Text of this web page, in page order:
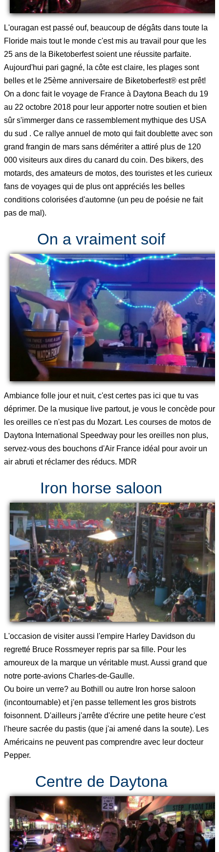
L'ouragan est passé ouf, beaucoup de dégâts dans toute la
Floride mais tout le monde c'est mis au travail pour que les
25 ans de la Biketoberfest soient une réussite parfaite.
Aujourd'hui pari gagné, la côte est claire, les plages sont
belles et le 25ème anniversaire de Biketoberfest® est prêt!
On a donc fait le voyage de France à Daytona Beach du 19
au 22 octobre 2018 pour leur apporter notre soutien et bien
sûr s'immerger dans ce rassemblement mythique des USA
du sud . Ce rallye annuel de moto qui fait doublette avec son
grand frangin de mars sans démériter a attiré plus de 120
000 visiteurs aux dires du canard du coin. Des bikers, des
motards, des amateurs de motos, des touristes et les curieux
fans de voyages qui de plus ont appréciés les belles
conditions colorisées d'automne (un peu de poésie ne fait
pas de mal).
On a vraiment soif
Ambiance folle jour et nuit, c'est certes pas ici que tu vas
déprimer. De la musique live partout, je vous le concède pour
les oreilles ce n'est pas du Mozart. Les courses de motos de
Daytona International Speedway pour les oreilles non plus,
servez-vous des bouchons d'Air France idéal pour avoir un
air abruti et réclamer des réducs. MDR
Iron horse saloon
L'occasion de visiter aussi l'empire Harley Davidson du
regretté Bruce Rossmeyer repris par sa fille. Pour les
amoureux de la marque un véritable must. Aussi grand que
notre porte-avions Charles-de-Gaulle.
Ou boire un verre? au Bothill ou autre Iron horse saloon
(incontournable) et j'en passe tellement les gros bistrots
foisonnent. D'ailleurs j'arrête d'écrire une petite heure c'est
l'heure sacrée du pastis (que j'ai amené dans la soute). Les
Américains ne peuvent pas comprendre avec leur docteur
Pepper.
Centre de Daytona